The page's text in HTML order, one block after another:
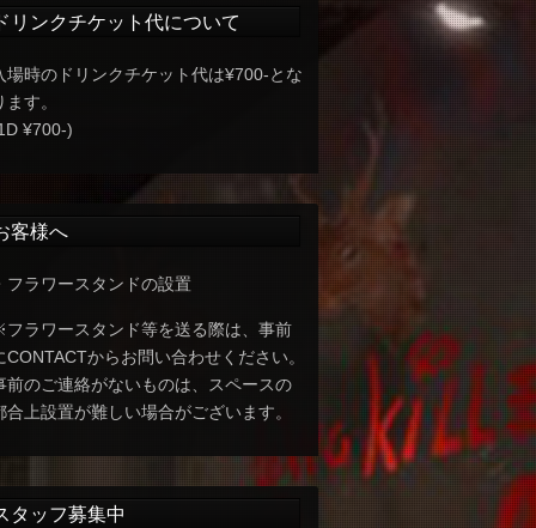
リンクチケット代について
場時のドリンクチケット代は¥700-とな
ます。
¥700-)
客様へ
フラワースタンドの設置
ラワースタンド等を送る際は、事前
CONTACTからお問い合わせください。
前のご連絡がないものは、スペースの
合上設置が難しい場合がございます。
タッフ募集中